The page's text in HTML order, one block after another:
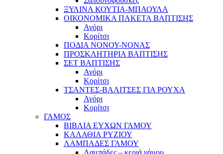
ΞΥΛΙΝΑ ΚΟΥΤΙΑ-ΜΠΑΟΥΛΑ
ΟΙΚΟΝΟΜΙΚΑ ΠΑΚΕΤΑ ΒΑΠΤΙΣΗΣ
Αγόρι
Κορίτσι
ΠΟΔΙΑ ΝΟΝΟΥ-ΝΟΝΑΣ
ΠΡΟΣΚΛΗΤΗΡΙΑ ΒΑΠΤΙΣΗΣ
ΣΕΤ ΒΑΠΤΙΣΗΣ
Αγόρι
Κορίτσι
ΤΣΑΝΤΕΣ-ΒΑΛΙΤΣΕΣ ΓΙΑ ΡΟΥΧΑ
Αγόρι
Κορίτσι
ΓΑΜΟΣ
ΒΙΒΛΙΑ ΕΥΧΩΝ ΓΑΜΟΥ
ΚΑΛΑΘΙΑ ΡΥΖΙΟΥ
ΛΑΜΠΑΔΕΣ ΓΑΜΟΥ
Λαμπάδες – κεριά γάμου